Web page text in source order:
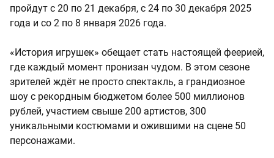
пройдут с 20 по 21 декабря, с 24 по 30 декабря 2025
года и со 2 по 8 января 2026 года.
«История игрушек» обещает стать настоящей феерией,
где каждый момент пронизан чудом. В этом сезоне
зрителей ждёт не просто спектакль, а грандиозное
шоу с рекордным бюджетом более 500 миллионов
рублей, участием свыше 200 артистов, 300
уникальными костюмами и ожившими на сцене 50
персонажами.